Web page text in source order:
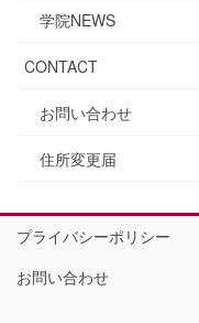
学院NEWS
CONTACT
お問い合わせ
住所変更届
プライバシーポリシー
お問い合わせ